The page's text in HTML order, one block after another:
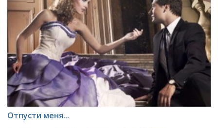
Отпусти меня...